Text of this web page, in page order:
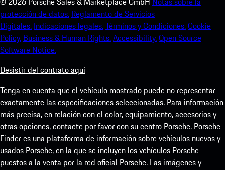
protección de datos. Reglamento de Servicios
Digitales. Indicaciones legales.Términos y Condiciones.Cookie
Policy. Business & Human Rights.Accessibility.Open Source
Software Notice.
Desistir del contrato aquí
Tenga en cuenta que el vehículo mostrado puede no representar
exactamente las especificaciones seleccionadas. Para información
más precisa, en relación con el color, equipamiento, accesorios y
otras opciones, contacte por favor con su centro Porsche. Porsche
Finder es una plataforma de información sobre vehículos nuevos y
usados Porsche, en la que se incluyen los vehículos Porsche
puestos a la venta por la red oficial Porsche. Las imágenes y